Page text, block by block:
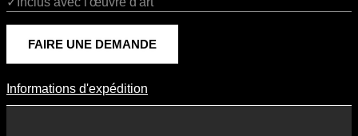
FAIRE UNE DEMANDE
Informations D'expédition
Informations d'expédition